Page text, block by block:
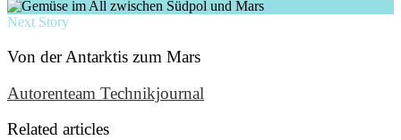
Next Story
Von der Antarktis zum Mars
Autorenteam Technikjournal
Related articles